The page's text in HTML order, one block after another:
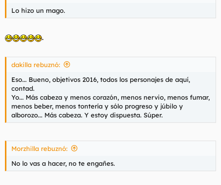
Lo hizo un mago.
.
dakilla rebuznó:
Eso... Bueno, objetivos 2016, todos los personajes de aquí,
contad.
Yo... Más cabeza y menos corazón, menos nervio, menos fumar,
menos beber, menos tontería y sólo progreso y júbilo y
alborozo... Más cabeza. Y estoy dispuesta. Súper.
Morzhilla rebuznó:
No lo vas a hacer, no te engañes.